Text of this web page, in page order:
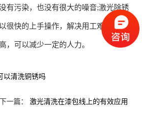
有污染，也没有很大的噪音;激光除锈
很快的上手操作，解决用工难的问题。
，可以减少一定的人力。
以清洗铜锈吗
下一篇： 激光清洗在漆包线上的有效应用